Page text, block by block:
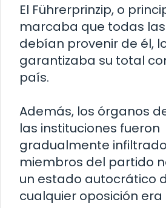
El Führerprinzip, o
marcaba que todas
debían provenir de él,
garantizaba su total
país.
Además, los órganos
las instituciones fueron
gradualmente
miembros del partido
un estado autocrático
cualquier oposición